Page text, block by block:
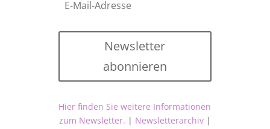
Newsletter
abonnieren
Hier finden Sie weitere Informationen
zum Newsletter. | Newsletterarchiv|